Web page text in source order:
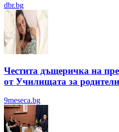
dbr.bg
Честита дъщеричка на
от Училищата за
9meseca.bg